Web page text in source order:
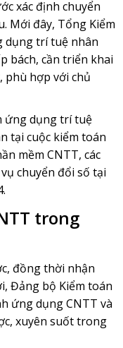
xác định chuyển
Mới đây, Tổng Kiểm
dụng trí tuệ nhân
bách, cần triển khai
phù hợp với chủ
ứng dụng trí tuệ
tại cuộc kiểm toán
mềm CNTT, các
chuyển đổi số tại
trong
đồng thời nhận
Đảng bộ Kiểm toán
ứng dụng CNTT và
xuyên suốt trong